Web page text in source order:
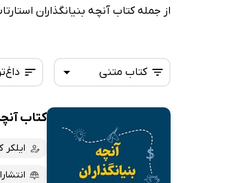
از جمله کتاب آنچه بنیانگذاران
تازه‌ها
کتاب متنی
کتاب‌های صوتی
کتاب‌های متنی
کتاب